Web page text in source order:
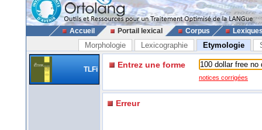
Accueil Portail lexical Corpus
Morphologie Lexicographie Etymologie
TLFi Entrez une forme
notices corrigées
Erreur